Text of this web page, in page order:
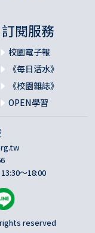
訂閱服務
校園電子報
《每日活水》
《校園雜誌》
OPEN學習
～18:00
reserved